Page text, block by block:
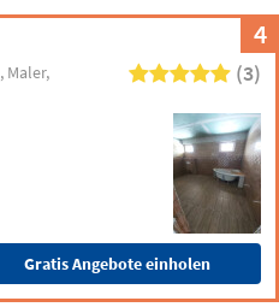
4
Maler
(3)
Gratis Angebote einholen